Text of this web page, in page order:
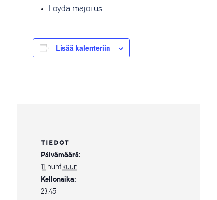
Löydä majoitus
Lisää kalenteriin
TIEDOT
Päivämäärä:
11 huhtikuun
Kellonaika:
23:45